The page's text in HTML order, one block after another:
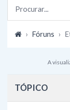
› Fóruns ›
A
TÓPICO